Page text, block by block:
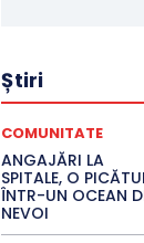
Știri
COMUNITATE
ANGAJĂRI LA
SPITALE, O
ÎNTR-UN OCEAN
NEVOI